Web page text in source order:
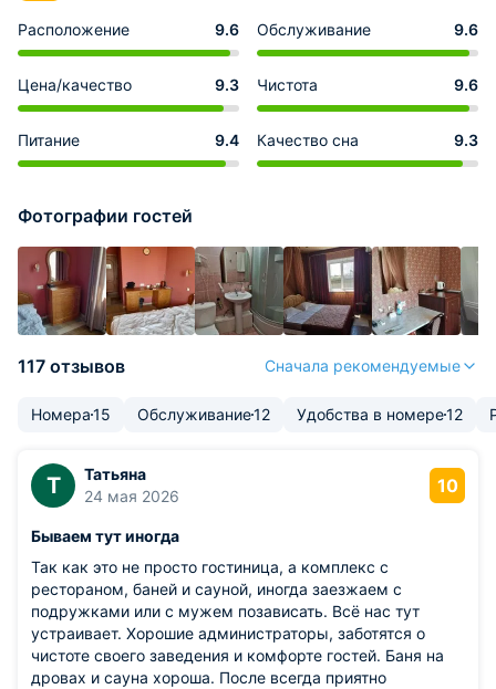
Расположение 9.6 Обслуживание 9.6
Цена/качество 9.3 Чистота 9.6
Питание 9.4 Качество сна 9.3
Фотографии гостей
117 отзывов Сначала рекомендуемые
Номера15 Обслуживание12 Удобства в номере12
Т
Татьяна
24 мая 2026
10
Бываем тут иногда
Так как это не просто гостиница, а комплекс с
рестораном, баней и сауной, иногда заезжаем с
подружками или с мужем позависать. Всё нас тут
устраивает. Хорошие администраторы, заботятся о
чистоте своего заведения и комфорте гостей. Баня на
дровах и сауна хороша. После всегда приятно